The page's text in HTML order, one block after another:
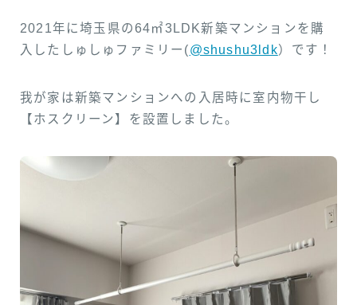
2021年に埼玉県の64㎡3LDK新築マンションを購
入したしゅしゅファミリー(@shushu3ldk）です！
我が家は新築マンションへの入居時に室内物干し
【ホスクリーン】を設置しました。